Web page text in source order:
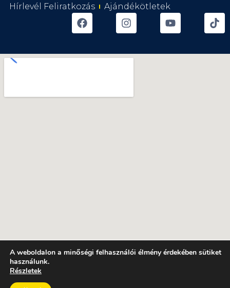
Hírlevél Feliratkozás
Ajándékötletek
A weboldalon a minőségi felhasználói élmény érdekében sütiket
használunk.
Részletek